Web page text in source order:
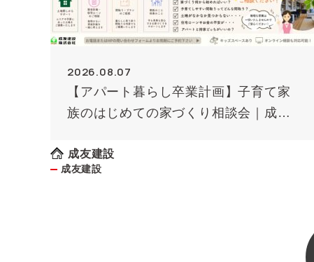
2026.08.07
【アパート暮らし卒業計画】子育て家
族のはじめての家づくり相談会｜成友
成友建設
成友建設